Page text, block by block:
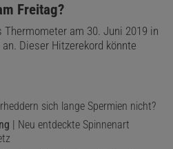
Freitag?
Thermometer am 30. Juni 2019 in
Dieser Hitzerekord könnte
sich lange Spermien nicht?
| Neu entdeckte Spinnenart